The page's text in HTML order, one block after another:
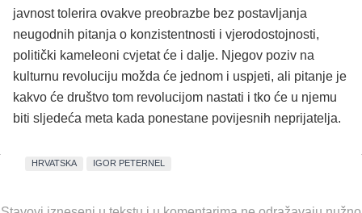
javnost tolerira ovakve preobrazbe bez postavljanja
neugodnih pitanja o konzistentnosti i vjerodostojnosti,
politički kameleoni cvjetat će i dalje. Njegov poziv na
kulturnu revoluciju možda će jednom i uspjeti, ali pitanje je
kakvo će društvo tom revolucijom nastati i tko će u njemu
biti sljedeća meta kada ponestane povijesnih neprijatelja.
HRVATSKA IGOR PETERNEL